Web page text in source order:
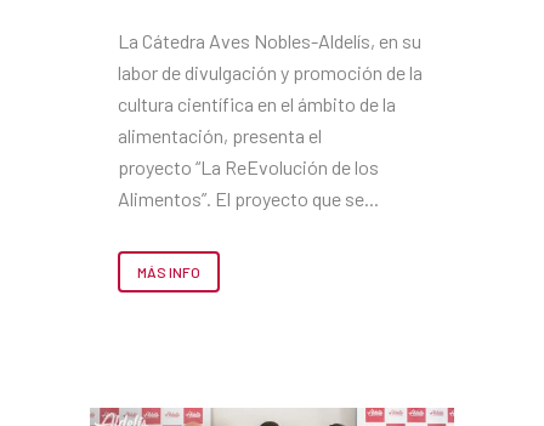
La Cátedra Aves Nobles-Aldelís, en su
labor de divulgación y promoción de la
cultura científica en el ámbito de la
alimentación, presenta el
proyecto “La ReEvolución de los
Alimentos”. El proyecto que se...
MÁS INFO